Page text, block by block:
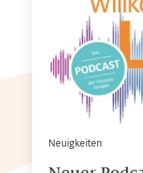
Neuigkeiten